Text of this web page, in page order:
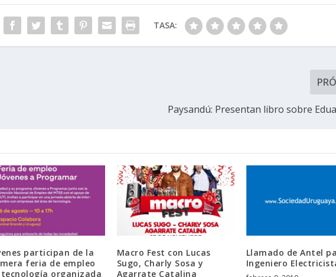
TASA:
Paysandú: Presentan libro sobre
participan de la
feria de empleo
tecnología organizada
Macro Fest con Lucas
Sugo, Charly Sosa y
Agarrate Catalina
Llamado de Antel
Ingeniero